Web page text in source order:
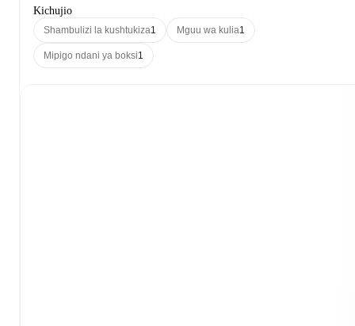
Kichujio
Shambulizi la kushtukiza1 Mguu wa kulia1
Mipigo ndani ya boksi1